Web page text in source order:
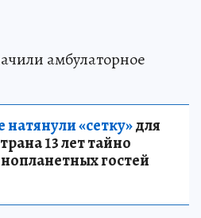
амбулаторное
«сетку»для
13 лет тайно
гостей